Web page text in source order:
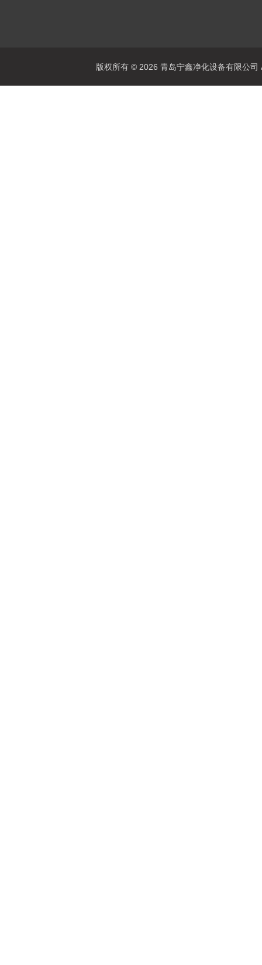
版权所有 © 2026 青岛宁鑫净化设备有限